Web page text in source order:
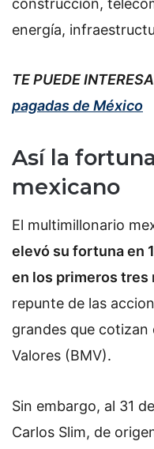
energía,
TE PUEDE
pagadas de México
Así la
mexicano
El multimillonario
elevó su fortuna en
en los primeros tres
repunte de las
grandes que cotizan
Valores (BMV).
Sin embargo, al 31
Carlos Slim, de